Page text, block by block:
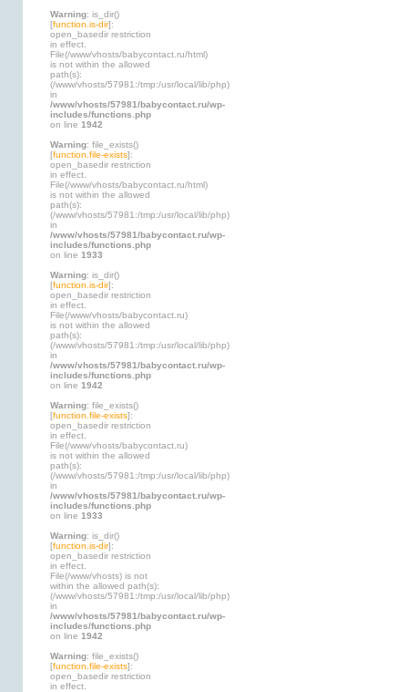
Warning: is_dir()
[function.is-dir]:
open_basedir restriction
in effect.
File(/www/vhosts/babycontact.ru/html)
is not within the allowed
path(s):
(/www/vhosts/57981:/tmp:/usr/local/lib/php)
in
/www/vhosts/57981/babycontact.ru/wp-
includes/functions.php
on line 1942
Warning: file_exists()
[function.file-exists]:
open_basedir restriction
in effect.
File(/www/vhosts/babycontact.ru/html)
is not within the allowed
path(s):
(/www/vhosts/57981:/tmp:/usr/local/lib/php)
in
/www/vhosts/57981/babycontact.ru/wp-
includes/functions.php
on line 1933
Warning: is_dir()
[function.is-dir]:
open_basedir restriction
in effect.
File(/www/vhosts/babycontact.ru)
is not within the allowed
path(s):
(/www/vhosts/57981:/tmp:/usr/local/lib/php)
in
/www/vhosts/57981/babycontact.ru/wp-
includes/functions.php
on line 1942
Warning: file_exists()
[function.file-exists]:
open_basedir restriction
in effect.
File(/www/vhosts/babycontact.ru)
is not within the allowed
path(s):
(/www/vhosts/57981:/tmp:/usr/local/lib/php)
in
/www/vhosts/57981/babycontact.ru/wp-
includes/functions.php
on line 1933
Warning: is_dir()
[function.is-dir]:
open_basedir restriction
in effect.
File(/www/vhosts) is not
within the allowed path(s):
(/www/vhosts/57981:/tmp:/usr/local/lib/php)
in
/www/vhosts/57981/babycontact.ru/wp-
includes/functions.php
on line 1942
Warning: file_exists()
[function.file-exists]:
open_basedir restriction
in effect.